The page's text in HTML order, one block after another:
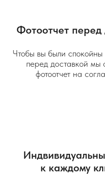
Фотоотчет перед
Чтобы вы были спокойны
перед доставкой мы
фотоотчет на
к каждому